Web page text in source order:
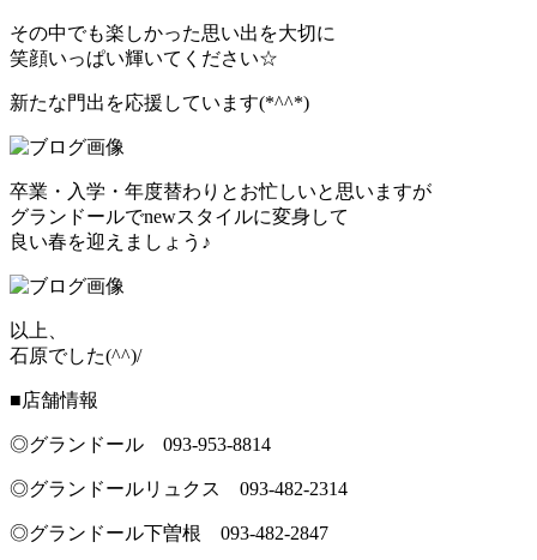
その中でも楽しかった思い出を大切に
笑顔いっぱい輝いてください☆
新たな門出を応援しています(*^^*)
卒業・入学・年度替わりとお忙しいと思いますが
グランドールでnewスタイルに変身して
良い春を迎えましょう♪
以上、
石原でした(^^)/
■店舗情報
◎グランドール 093‐953‐8814
◎グランドールリュクス 093‐482‐2314
◎グランドール下曽根 093-482-2847